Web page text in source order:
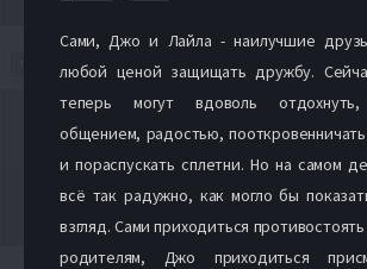
Сами, Джо и Лайла - наилучшие
любой ценой защищать дружбу.
теперь могут вдоволь отдохнуть,
общением, радостью,
и пораспускать сплетни. Но на самом
всё так радужно, как могло бы
взгляд. Сами приходиться
родителям, Джо приходиться